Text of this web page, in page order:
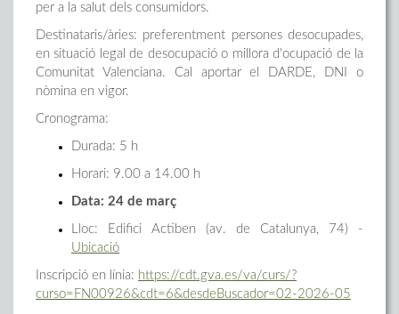
per a la salut dels consumidors.
Destinataris/àries: preferentment persones desocupades,
en situació legal de desocupació o millora d'ocupació de la
Comunitat Valenciana. Cal aportar el DARDE, DNI o
nòmina en vigor.
Cronograma:
Durada: 5 h
Horari: 9.00 a 14.00 h
Data: 24 de març
Lloc: Edifici Actiben (av. de Catalunya, 74) -
Ubicació
Inscripció en línia: https://cdt.gva.es/va/curs/?
curso=FN00926&cdt=6&desdeBuscador=02-2026-05